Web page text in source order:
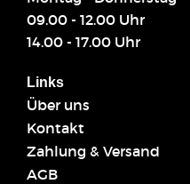
09.00 - 12.00 Uhr
14.00 - 17.00 Uhr
Links
Über uns
Kontakt
Zahlung & Versand
AGB